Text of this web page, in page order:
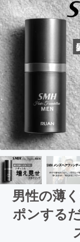
男性の薄
ポンする